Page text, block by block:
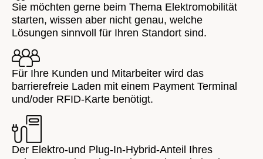
Sie möchten gerne beim Thema Elektromobilität
starten, wissen aber nicht genau, welche
Lösungen sinnvoll für Ihren Standort sind.
Für Ihre Kunden und Mitarbeiter wird das
barrierefreie Laden mit einem Payment Terminal
und/oder RFID-Karte benötigt.
Der Elektro-und Plug-In-Hybrid-Anteil Ihres